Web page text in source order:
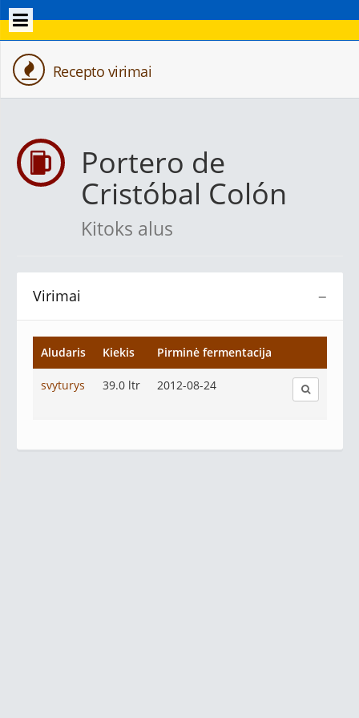
Recepto virimai
Portero de
Cristóbal Colón
Kitoks alus
−
Virimai
Aludaris Kiekis Pirminė fermentacija
svyturys 39.0 ltr 2012-08-24